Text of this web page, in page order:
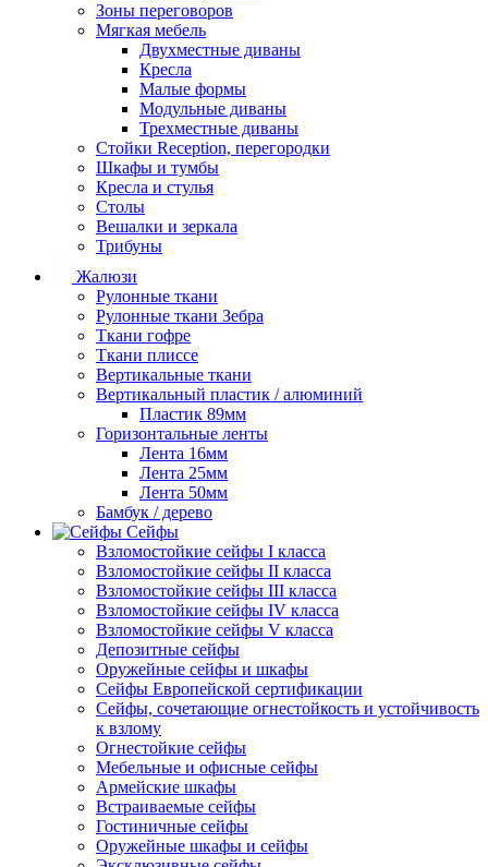
Зоны переговоров
Мягкая мебель
Двухместные диваны
Кресла
Малые формы
Модульные диваны
Трехместные диваны
Стойки Reception, перегородки
Шкафы и тумбы
Кресла и стулья
Столы
Вешалки и зеркала
Трибуны
Жалюзи
Рулонные ткани
Рулонные ткани Зебра
Ткани гофре
Ткани плиссе
Вертикальные ткани
Вертикальный пластик / алюминий
Пластик 89мм
Горизонтальные ленты
Лента 16мм
Лента 25мм
Лента 50мм
Бамбук / дерево
Сейфы
Взломостойкие сейфы I класса
Взломостойкие сейфы II класса
Взломостойкие сейфы III класса
Взломостойкие сейфы IV класса
Взломостойкие сейфы V класса
Депозитные сейфы
Оружейные сейфы и шкафы
Сейфы Европейской сертификации
Сейфы, сочетающие огнестойкость и устойчивость
к взлому
Огнестойкие сейфы
Мебельные и офисные сейфы
Армейские шкафы
Встраиваемые сейфы
Гостиничные сейфы
Оружейные шкафы и сейфы